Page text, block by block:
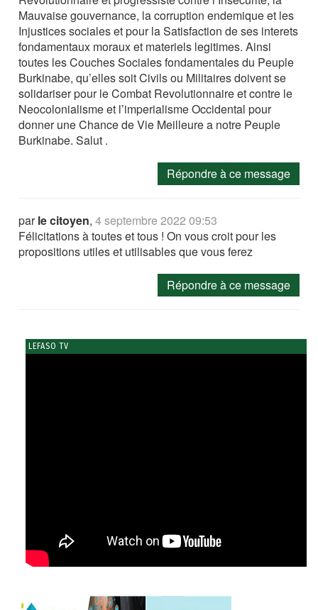
Mauvaise gouvernance, la corruption endemique et les
Injustices sociales et pour la Satisfaction de ses interets
fondamentaux moraux et materiels legitimes. Ainsi
toutes les Couches Sociales fondamentales du Peuple
Burkinabe, qu’elles soit Civils ou Militaires doivent se
solidariser pour le Combat Revolutionnaire et contre le
Neocolonialisme et l’imperialisme Occidental pour
donner une Chance de Vie Meilleure a notre Peuple
Burkinabe. Salut .
Répondre à ce message
parle citoyen,4 septembre 2022 09:53
Félicitations à toutes et tous ! On vous croit pour les
propositions utiles et utilisables que vous ferez
Répondre à ce message
LEFASO TV